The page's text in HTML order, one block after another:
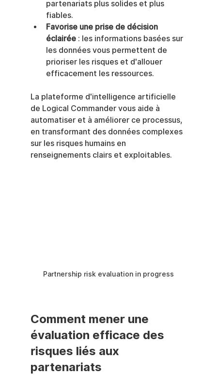
partenariats plus solides et plus
fiables.
Favorise une prise de décision
éclairée : les informations basées sur
les données vous permettent de
prioriser les risques et d'allouer
efficacement les ressources.
La plateforme d'intelligence artificielle
de Logical Commander vous aide à
automatiser et à améliorer ce processus,
en transformant des données complexes
sur les risques humains en
renseignements clairs et exploitables.
Partnership risk evaluation in progress
Comment mener une
évaluation efficace des
risques liés aux
partenariats